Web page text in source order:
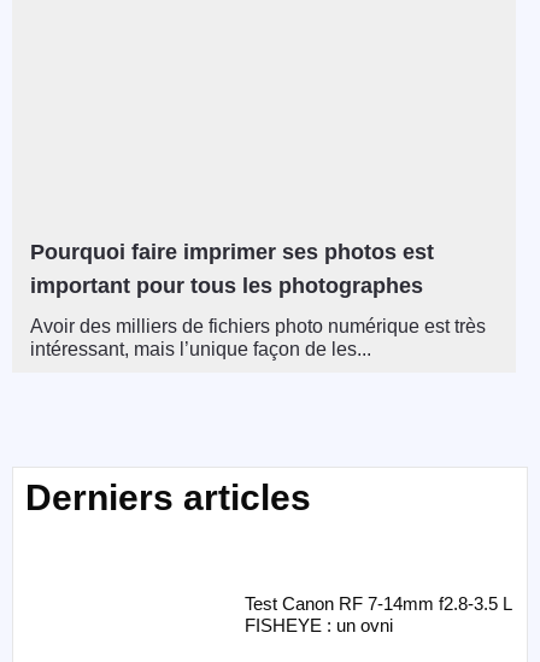
Pourquoi faire imprimer ses photos est
important pour tous les photographes
Avoir des milliers de fichiers photo numérique est très
intéressant, mais l’unique façon de les...
Derniers articles
Test Canon RF 7-14mm f2.8-3.5 L
FISHEYE : un ovni